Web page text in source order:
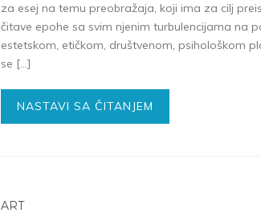
za esej na temu preobražaja, koji ima za cilj
čitave epohe sa svim njenim turbulencijama na
estetskom, etičkom, društvenom, psihološkom
se […]
NASTAVI SA ČITANJEM
ART